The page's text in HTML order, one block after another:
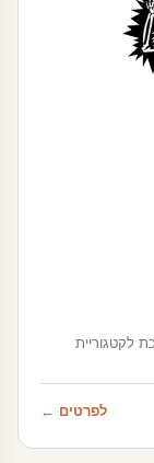
לקטגוריית
לפרטים ←